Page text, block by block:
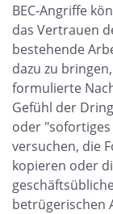
BEC-Angriffe
das Vertrauen
bestehende
dazu zu
formulierte
Gefühl der
oder "sofortiges
versuchen, die
kopieren oder
betrügerischen